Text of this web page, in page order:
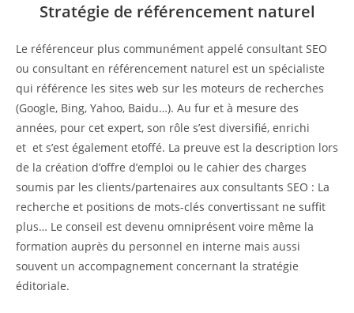
Stratégie de référencement naturel
Le référenceur plus communément appelé consultant SEO
ou consultant en référencement naturel est un spécialiste
qui référence les sites web sur les moteurs de recherches
(Google, Bing, Yahoo, Baidu…). Au fur et à mesure des
années, pour cet expert, son rôle s’est diversifié, enrichi
et et s’est également etoffé. La preuve est la description lors
de la création d’offre d’emploi ou le cahier des charges
soumis par les clients/partenaires aux consultants SEO : La
recherche et positions de mots-clés convertissant ne suffit
plus… Le conseil est devenu omniprésent voire même la
formation auprès du personnel en interne mais aussi
souvent un accompagnement concernant la stratégie
éditoriale.